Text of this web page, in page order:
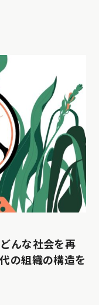
んな社会を再
の組織の構造を